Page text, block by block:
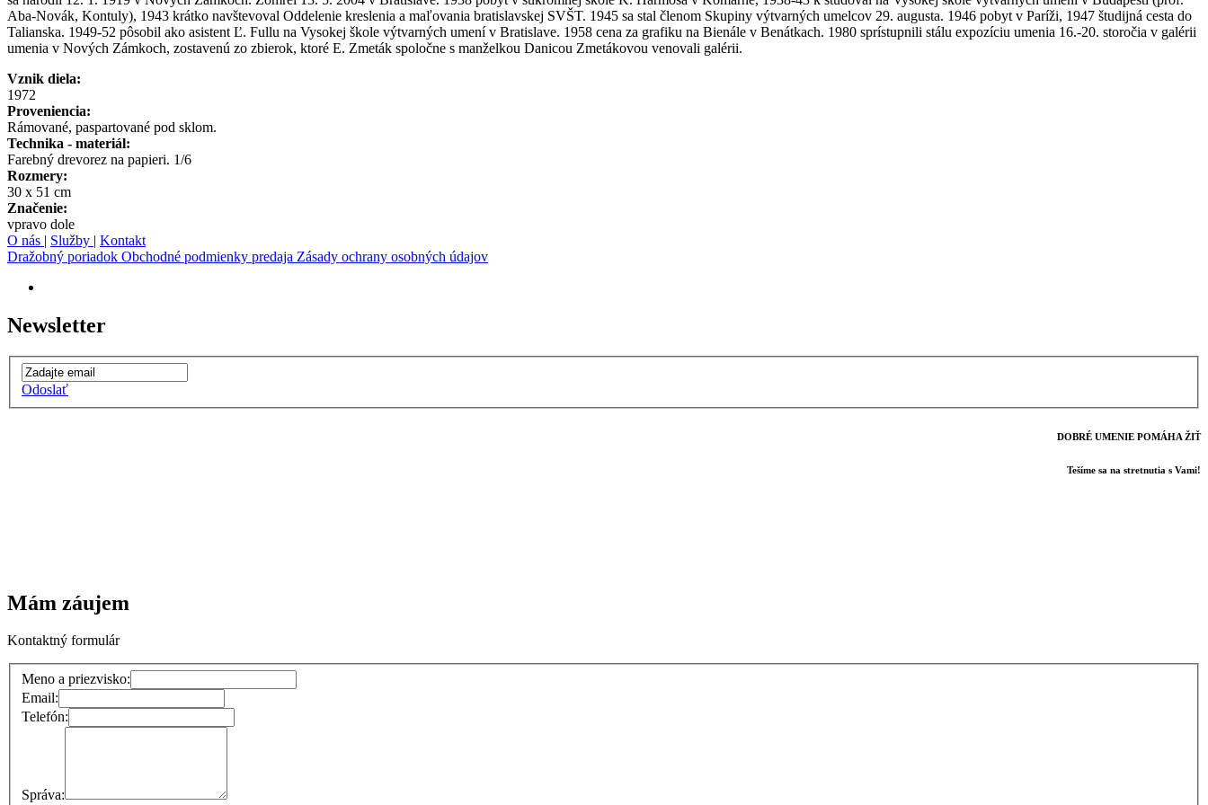
Aba-Novák, Kontuly), 1943 krátko navštevoval Oddelenie kreslenia a maľovania bratislavskej SVŠT. 1945 sa stal členom Skupiny výtvarných umelcov 29. augusta. 1946 pobyt v Paríži, 1947 študijná cesta do
Talianska. 1949-52 pôsobil ako asistent Ľ. Fullu na Vysokej škole výtvarných umení v Bratislave. 1958 cena za grafiku na Bienále v Benátkach. 1980 sprístupnili stálu expozíciu umenia 16.-20. storočia v galérii
umenia v Nových Zámkoch, zostavenú zo zbierok, ktoré E. Zmeták spoločne s manželkou Danicou Zmetákovou venovali galérii.
Vznik diela:
1972
Proveniencia:
Rámované, paspartované pod sklom.
Technika - materiál:
Farebný drevorez na papieri. 1/6
Rozmery:
30 x 51 cm
Značenie:
vpravo dole
O nás | Služby | Kontakt
Dražobný poriadok Obchodné podmienky predaja Zásady ochrany osobných údajov
Newsletter
Odoslať
DOBRÉ UMENIE POMÁHA ŽIŤ
Tešíme sa na stretnutia s Vami!
Mám záujem
Kontaktný formulár
Meno a priezvisko:
Email:
Telefón:
Správa: